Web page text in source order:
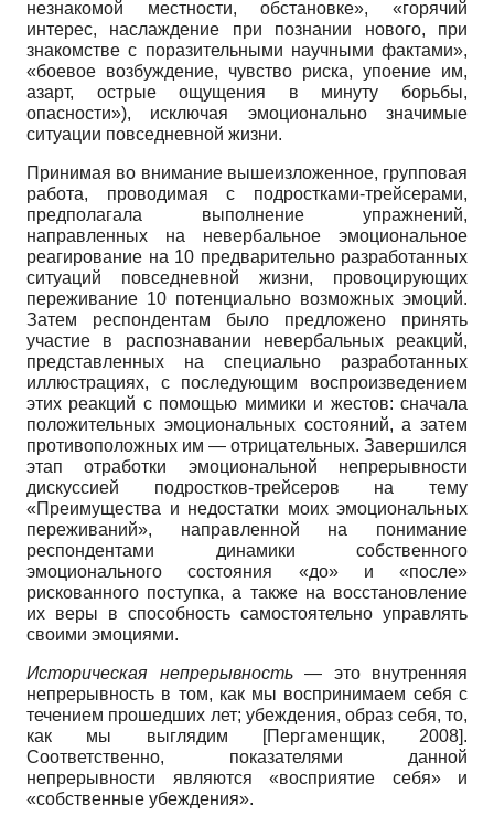
незнакомой местности, обста­новке», «горячий
интерес, наслаждение при познании нового, при
знакомстве с поразительными научными фактами»,
«боевое возбуждение, чувство риска, упоение им,
азарт, острые ощущения в минуту борьбы,
опасности»), исключая эмоционально значимые
ситуации по­вседневной жизни.
Принимая во внимание вышеизло­женное, групповая
работа, проводимая с подростками-трейсерами,
предполагала выполнение упражнений,
направленных на невербальное эмоциональное
реаги­рование на 10 предварительно разрабо­танных
ситуаций повседневной жизни, провоцирующих
переживание 10 потен­циально возможных эмоций.
Затем рес­пондентам было предложено принять
участие в распознавании невербальных реакций,
представленных на специально разработанных
иллюстрациях, с после­дующим воспроизведением
этих реак­ций с помощью мимики и жестов: снача­ла
положительных эмоциональных со­стояний, а затем
противоположных им — отрицательных. Завершился
этап отра­ботки эмоциональной непрерывности
дискуссией подростков-трейсеров на те­му
«Преимущества и недостатки моих эмоциональных
переживаний», направ­ленной на понимание
респондентами ди­намики собственного
эмоционального состояния «до» и «после»
рискованного поступка, а также на восстановление
их веры в способность самостоятельно уп­равлять
своими эмоциями.
Историческая непрерывность— это внутренняя
непрерывность в том, как мы воспринимаем себя с
течением прошед­ших лет; убеждения, образ себя, то,
как мы выглядим
[Пергаменщик, 2008].
Соответственно, пока­зателями данной
непрерывности явля­ются «восприятие себя» и
«собственные убеждения».